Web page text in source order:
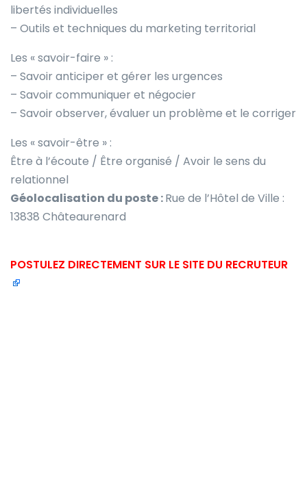
libertés individuelles
– Outils et techniques du marketing territorial
Les « savoir-faire » :
– Savoir anticiper et gérer les urgences
– Savoir communiquer et négocier
– Savoir observer, évaluer un problème et le corriger
Les « savoir-être » :
Être à l’écoute / Être organisé / Avoir le sens du
relationnel
Géolocalisation du poste :Rue de l’Hôtel de Ville :
13838 Châteaurenard
POSTULEZ DIRECTEMENT SUR LE SITE DU RECRUTEUR